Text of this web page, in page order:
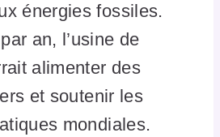
énergies fossiles.
an, l’usine de
alimenter des
et soutenir les
mondiales.